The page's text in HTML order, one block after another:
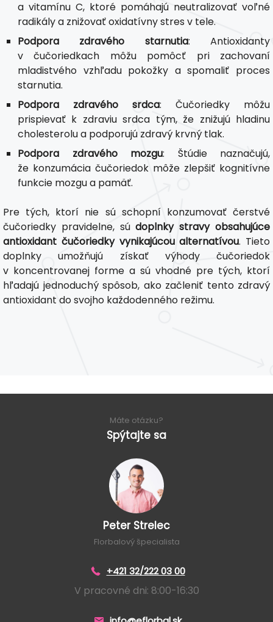
a vitamínu C, ktoré pomáhajú neutralizovať voľné
radikály a znižovať oxidatívny stres v tele.
Podpora zdravého starnutia: Antioxidanty
v čučoriedkach môžu pomôcť pri zachovaní
mladistvého vzhľadu pokožky a spomaliť proces
starnutia.
Podpora zdravého srdca: Čučoriedky môžu
prispievať k zdraviu srdca tým, že znižujú hladinu
cholesterolu a podporujú zdravý krvný tlak.
Podpora zdravého mozgu: Štúdie naznačujú,
že konzumácia čučoriedok môže zlepšiť kognitívne
funkcie mozgu a pamäť.
Pre tých, ktorí nie sú schopní konzumovať čerstvé
čučoriedky pravidelne, súdoplnky stravy obsahujúce
antioxidant čučoriedky vynikajúcou alternatívou. Tieto
doplnky umožňujú získať výhody čučoriedok
v koncentrovanej forme a sú vhodné pre tých, ktorí
hľadajú jednoduchý spôsob, ako začleniť tento zdravý
antioxidant do svojho každodenného režimu.
Máte otázku?
Spýtajte sa
Peter Strelec
Florbalový špecialista
+421 32/222 03 00
V pracovné dni: 8:00-16:30